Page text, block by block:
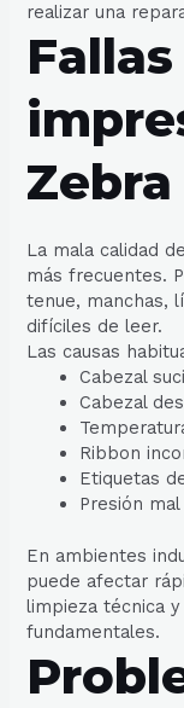
realizar una
Zebra
La mala calidad
más frecuentes.
tenue, manchas,
difíciles de leer.
Las causas
Cabezal
Cabezal
Ribbon
Etiquetas
Presión mal
En ambientes
puede afectar
limpieza técnica
fundamentales.